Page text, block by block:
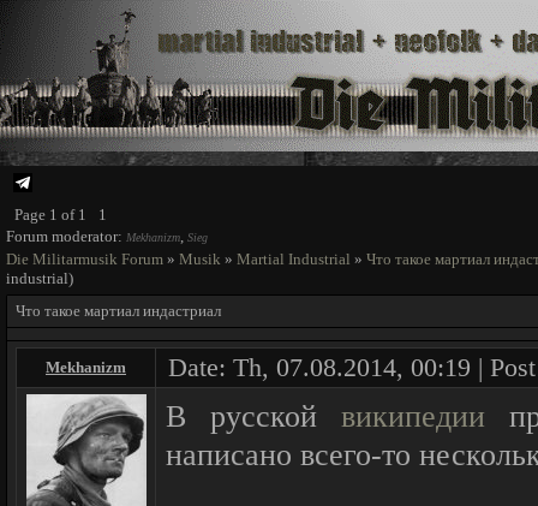
Page 1 of 1
1
Forum moderator: Mekhanizm, Sieg
Die Militarmusik Forum » Musik » Martial Industrial » Что такое мартиал
industrial)
Что такое мартиал индастриал
Mekhanizm Date: Th, 07.08.2014, 00:19 |
В русскойвикипедии
написано всего-то